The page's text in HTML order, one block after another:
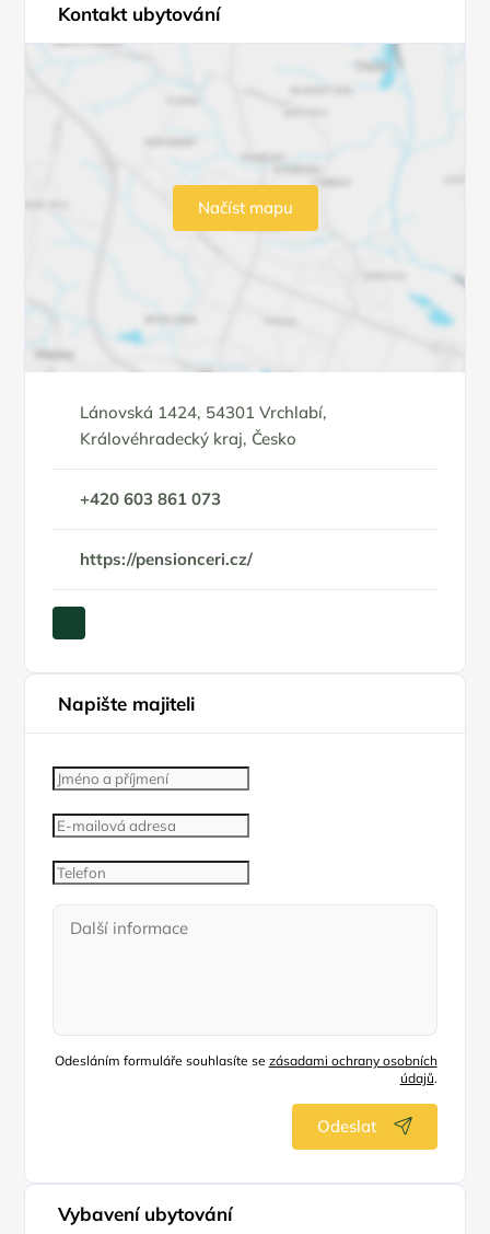
Kontakt ubytování
Načíst mapu
Lánovská 1424, 54301 Vrchlabí,
Královéhradecký kraj, Česko
+420 603 861 073
https://pensionceri.cz/
Napište majiteli
Odesláním formuláře souhlasíte se zásadami ochrany osobních
údajů.
Odeslat
Vybavení ubytování